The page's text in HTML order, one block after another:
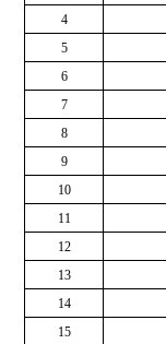
4
5
6
7
8
9
10
11
12
13
14
15